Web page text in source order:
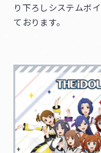
り下ろしシステムボ
ております。